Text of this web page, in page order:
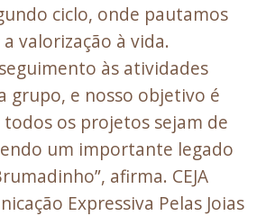
ciclo, onde pautamos
valorização à vida.
às atividades
grupo, e nosso objetivo é
os projetos sejam de
um importante legado
afirma. CEJA
Expressiva Pelas Joias